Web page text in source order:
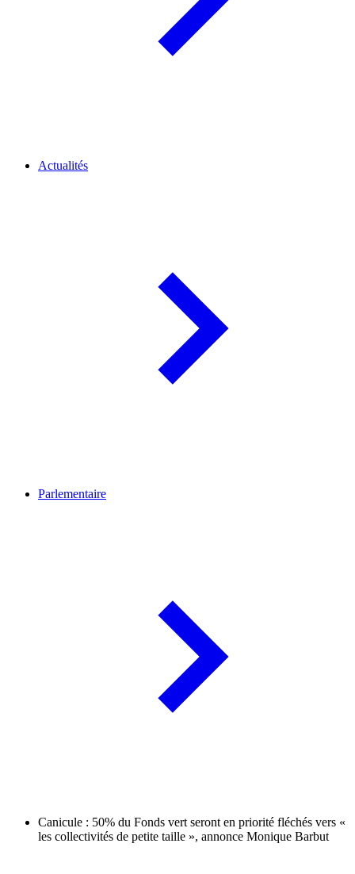
Actualités
Parlementaire
Canicule : 50% du Fonds vert seront en priorité fléchés vers «
les collectivités de petite taille », annonce Monique Barbut